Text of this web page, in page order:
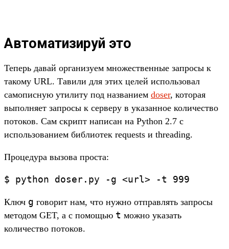
Автоматизируй это
Теперь давай организуем множественные запросы к
такому URL. Тавили для этих целей использовал
самописную утилиту под названием doser, которая
выполняет запросы к серверу в указанное количество
потоков. Сам скрипт написан на Python 2.7 с
использованием библиотек requests и threading.
Процедура вызова проста:
Ключ g говорит нам, что нужно отправлять запросы
методом GET, а с помощью t можно указать
количество потоков.